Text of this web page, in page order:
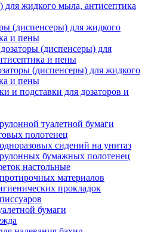
для жидкого мыла, антисептика
(диспенсеры) для жидкого
и пены
(диспенсеры) для
и пены
(диспенсеры) для жидкого
и пены
и подставки для дозаторов и
туалетной бумаги
полотенец
сидений на унитаз
бумажных полотенец
настольные
материалов
прокладок
бумаги